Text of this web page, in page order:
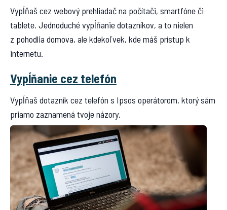
Vypĺňaš cez webový prehliadač na počítači, smartfóne či
tablete. Jednoduché vypĺňanie dotazníkov, a to nielen
z pohodlia domova, ale kdekoľvek, kde máš prístup k
internetu.
Vypĺňanie cez telefón
Vypĺňaš dotazník cez telefón s Ipsos operátorom, ktorý sám
priamo zaznamená tvoje názory.